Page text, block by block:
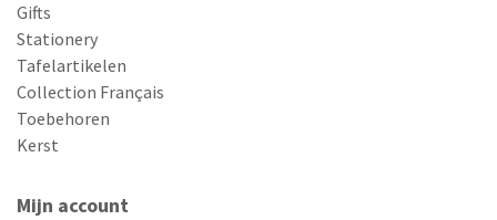
Gifts
Stationery
Tafelartikelen
Collection Français
Toebehoren
Kerst
Mijn account